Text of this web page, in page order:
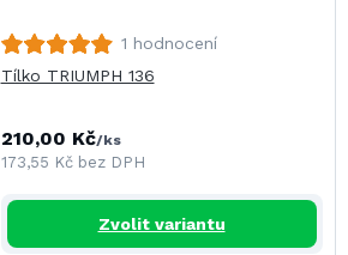
1 hodnocení
Tílko TRIUMPH 136
210,00 Kč/ks
173,55 Kč bez DPH
Zvolit variantu